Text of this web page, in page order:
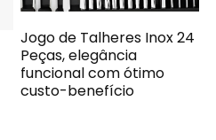
Jogo de Talheres Inox 24
Peças, elegância
funcional com ótimo
custo-benefício